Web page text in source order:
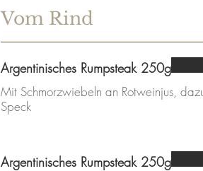
Vom Rind
Argentinisches Rumpsteak 250g
Mit Schmorzwiebeln an Rotweinjus,
Speck
Argentinisches Rumpsteak 250g